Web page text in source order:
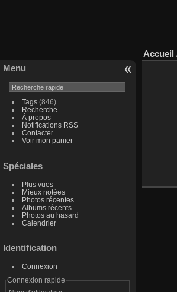
Menu
Tags(846)
Recherche
À propos
Notifications RSS
Contacter
Voir mon panier
Spéciales
Plus vues
Mieux notées
Photos récentes
Albums récents
Photos au hasard
Calendrier
Identification
Connexion
Connexion rapide
Accueil